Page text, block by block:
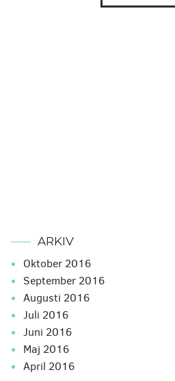
ARKIV
oktober 2016
september 2016
augusti 2016
juli 2016
juni 2016
maj 2016
april 2016